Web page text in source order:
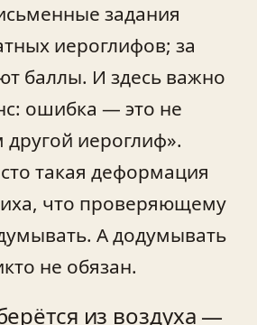
задания
иероглифов; за
баллы. И здесь важно
ошибка — это не
другой иероглиф».
такая деформация
что проверяющему
А додумывать
не обязан.
из воздуха —